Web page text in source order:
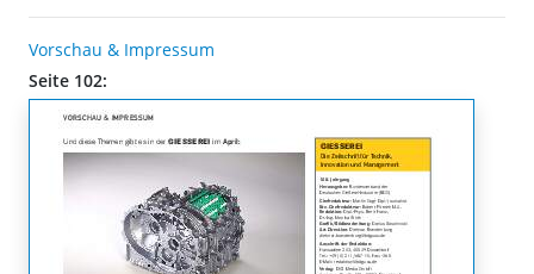
Vorschau & Impressum
Seite 102: